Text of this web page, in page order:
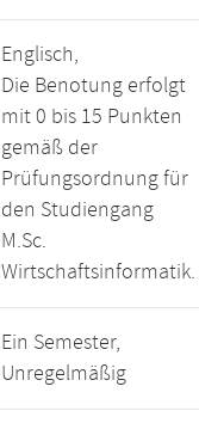
Englisch,
Die Benotung erfolgt
mit 0 bis 15 Punkten
gemäß der
Prüfungsordnung für
den Studiengang
M.Sc.
Wirtschaftsinformatik.
Ein Semester,
Unregelmäßig